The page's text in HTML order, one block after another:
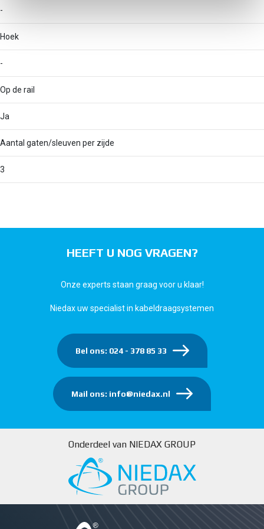
-
Hoek
-
Op de rail
Ja
Aantal gaten/sleuven per zijde
3
HEEFT U NOG VRAGEN?
Onze experts staan graag voor u klaar!
Niedax uw specialist in kabeldraagsystemen
Bel ons: 024 - 378 85 33
Mail ons: info@niedax.nl
Onderdeel van NIEDAX GROUP